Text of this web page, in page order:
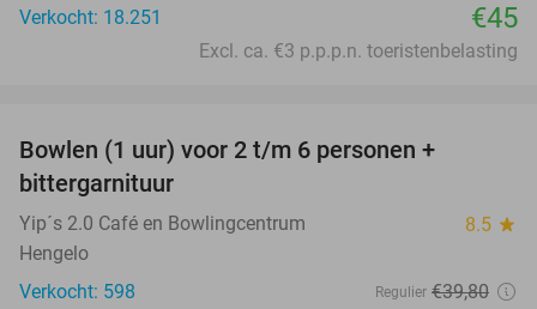
Verkocht: 18.251
€45
Excl. ca. €3 p.p.p.n. toeristenbelasting
Bowlen (1 uur) voor 2 t/m 6 personen +
bittergarnituur
Yip´s 2.0 Café en Bowlingcentrum 8.5 star
Hengelo
Verkocht: 598
Regulier €39,80